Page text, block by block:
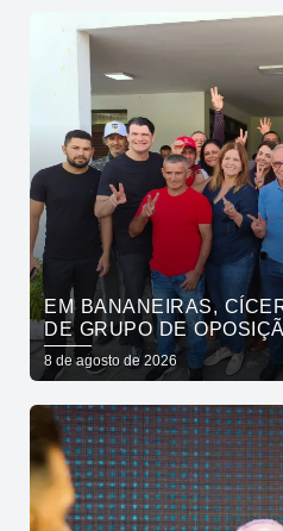
EM BANANEIRAS,
DE GRUPO DE
COMPROMETE COM
SANITÁRIO
8 de agosto de 2026